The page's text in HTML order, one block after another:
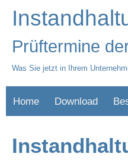
Prüftermine
Was Sie jetzt in Ihrem
Home Download